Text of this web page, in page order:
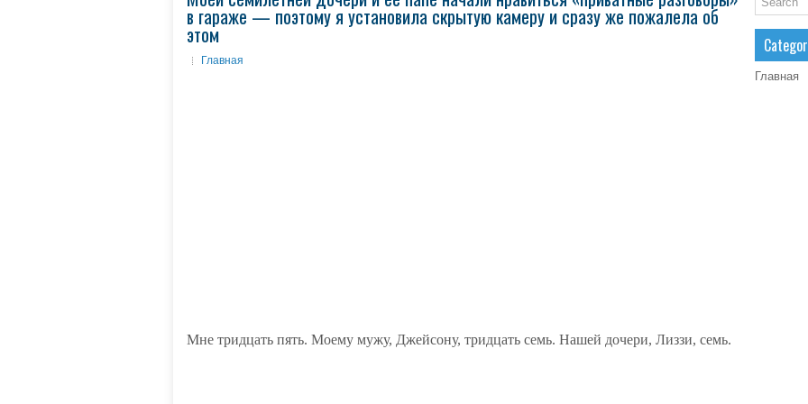
в гараже — поэтому я установила скрытую камеру и сразу же пожалела об
этом
Главная
Мне тридцать пять. Моему мужу, Джейсону, тридцать семь. Нашей дочери, Лиззи, семь.
Главная